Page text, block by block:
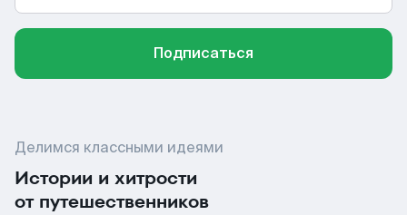
Подписаться
Делимся классными идеями
Истории и хитрости
от путешественников